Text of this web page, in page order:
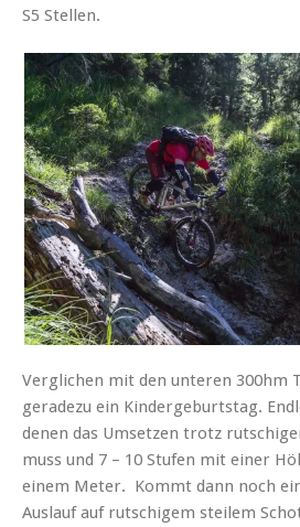
S5 Stellen.
Verglichen mit den unteren 300hm
geradezu ein Kindergeburtstag.
denen das Umsetzen trotz
muss und 7 – 10 Stufen mit einer
einem Meter. Kommt dann noch
Auslauf auf rutschigem steilem